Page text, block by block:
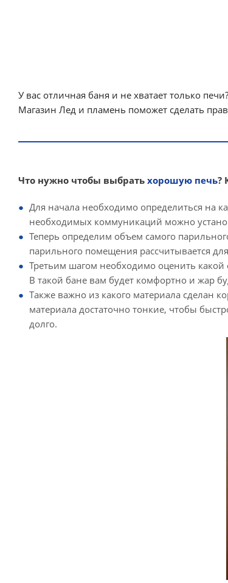
У вас отличная баня и не хватает только
Магазин Лед и пламень поможет сделать
Что нужно чтобы выбрать хорошую печь?
Для начала необходимо определиться на
необходимых коммуникаций можно
Теперь определим объем самого
парильного помещения рассчитывается
Третьим шагом необходимо оценить
В такой бане вам будет комфортно и жар
Также важно из какого материала сделан
материала достаточно тонкие, чтобы
долго.